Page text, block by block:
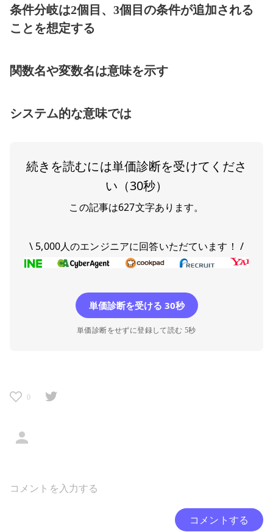
条件分岐は2個目、3個目の条件が追加される
ことを想定する
関数名や変数名は意味を示す
システム的な意味では
続きを読むには単価診断を受けてくださ
い（30秒）
この記事は627文字あります。
\ 5,000人のエンジニアに回答いただています！ /
単価診断を受ける 30秒
単価診断をせずに登録して読む 5秒
0
コメントする